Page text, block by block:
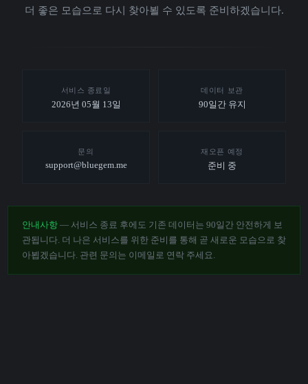
더 좋은 모습으로 다시 찾아뵐 수 있도록 준비하겠습니다.
서비스 종료일
2026년 05월 13일
데이터 보관
90일간 유지
문의
support@bluegem.me
재오픈 예정
준비 중
안내사항 — 서비스 종료 후에도 기존 데이터는 90일간 안전하게 보
관됩니다. 더 나은 서비스를 위한 준비를 통해 곧 새로운 모습으로 찾
아뵙겠습니다. 관련 문의는 이메일로 연락 주세요.